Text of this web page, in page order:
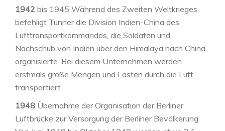
1942 bis 1945 Während des Zweiten Weltkrieges
befehligt Tunner die Division Indien-China des
Lufttransportkommandos, die Soldaten und
Nachschub von Indien über den Himalaya nach China
organisierte. Bei diesem Unternehmen werden
erstmals große Mengen und Lasten durch die Luft
transportiert
1948 Übernahme der Organisation der Berliner
Luftbrücke zur Versorgung der Berliner Bevölkerung.